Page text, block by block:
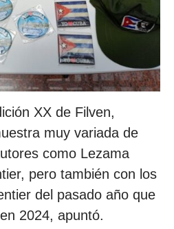
XX de Filven,
muy variada de
como Lezama
pero también con los
del pasado año que
2024, apuntó.